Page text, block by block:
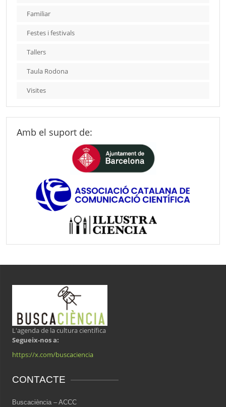
Familiar
Festes i festivals
Tallers
Taula Rodona
Visites
Amb el suport de:
L'agenda de la cultura científica
Segueix-nos a:
https://x.com/buscaciencia
CONTACTE
Buscaciència – ACCC